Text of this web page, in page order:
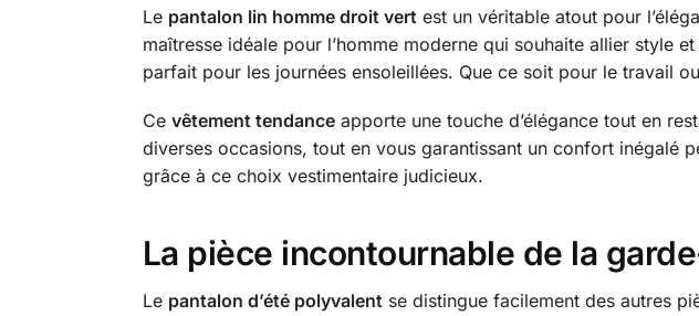
Le pantalon lin homme droit vert est un véritable atout pour
maîtresse idéale pour l’homme moderne qui souhaite allier style
parfait pour les journées ensoleillées. Que ce soit pour le travail
Ce vêtement tendanceapporte une touche d’élégance tout en
diverses occasions, tout en vous garantissant un confort inégalé
grâce à ce choix vestimentaire judicieux.
La pièce incontournable de la
Le pantalon d’été polyvalentse distingue facilement des autres